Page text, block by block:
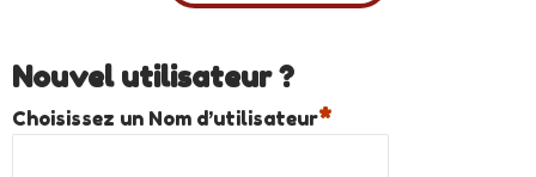
Nouvel utilisateur ?
Choisissez un Nom d’utilisateur*